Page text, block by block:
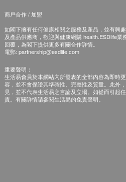
商戶合作 / 加盟
如閣下擁有任何健康相關之服務及產品，並有興
及產品供應商，歡迎與健康網購 health.ESDlife
回覆，為閣下提供更多有關合作詳情。
電郵: partnership@esdlife.com
重要聲明：
生活易會員於本網站內所發表的全部內容為即時
容，並不會保證其準確性、完整性及質量。此外
見，並不代表生活易之言論及立場。如從而引起
責。有關詳情請參閱生活易的免責聲明。